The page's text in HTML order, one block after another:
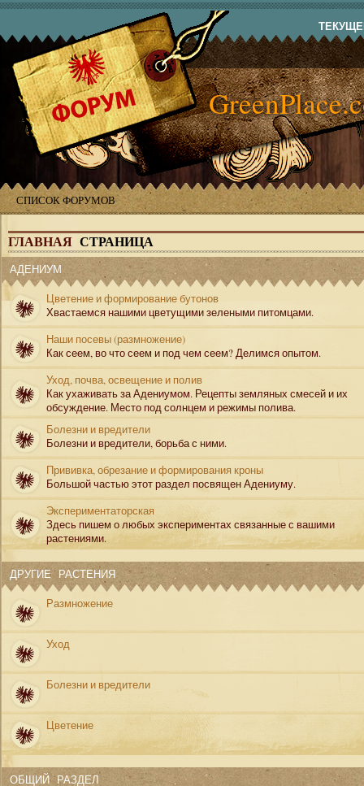
СПИСОК ФОРУМОВ
ГЛАВНАЯ СТРАНИЦА
АДЕНИУМ
Цветение и формирование бутонов
Хвастаемся нашими цветущими зелеными питомцами.
Наши посевы (размножение)
Как сеем, во что сеем и под чем сеем? Делимся опытом.
Уход, почва, освещение и полив
Как ухаживать за Адениумом. Рецепты земляных смесей и их
обсуждение. Место под солнцем и режимы полива.
Болезни и вредители
Болезни и вредители, борьба с ними.
Прививка, обрезание и формирования кроны
Большой частью этот раздел посвящен Адениуму.
Экспериментаторская
Здесь пишем о любых экспериментах связанные с вашими
растениями.
ДРУГИЕ РАСТЕНИЯ
Размножение
Уход
Болезни и вредители
Цветение
ОБЩИЙ РАЗДЕЛ